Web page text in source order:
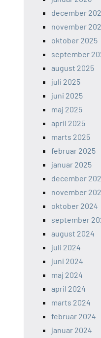
december
november
oktober 2025
september
august 2025
juli 2025
juni 2025
maj 2025
april 2025
marts 2025
februar 2025
januar 2025
december
november
oktober 2024
september
august 2024
juli 2024
juni 2024
maj 2024
april 2024
marts 2024
februar 2024
januar 2024